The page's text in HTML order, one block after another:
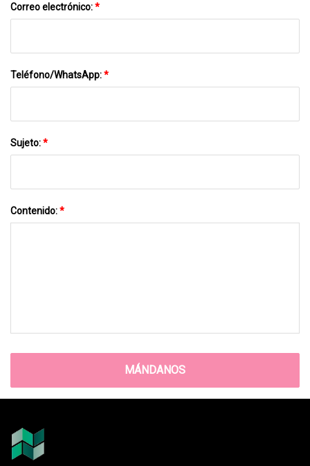
Correo electrónico:*
Teléfono/WhatsApp:*
Sujeto:*
Contenido:*
MÁNDANOS